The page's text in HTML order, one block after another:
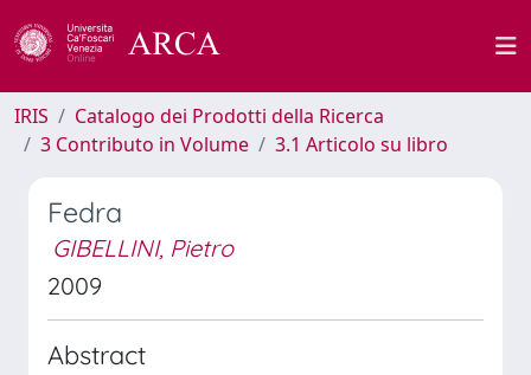
IRIS
Catalogo dei Prodotti della Ricerca
3 Contributo in Volume
3.1 Articolo su libro
Fedra
GIBELLINI, Pietro
2009
Abstract